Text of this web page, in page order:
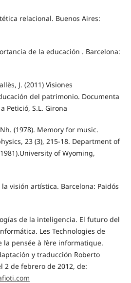
relacional. Buenos Aires:
de la educación . Barcelona:
J. (2011) Visiones
del patrimonio. Documenta
Petició, S.L. Girona
(1978). Memory for music.
23 (3), 215-18. Department of
of Wyoming,
la visión artística. Barcelona: Paidós
de la inteligencia. El futuro del
Les Technologies de
la pensée à l’ère informatique.
y traducción Roberto
2 de febrero de 2012, de: